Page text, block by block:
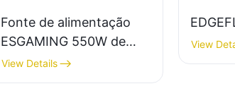
Fonte de alimentação
ESGAMING 550W de
alta qualidade, 85% de
eficiência, certificação
View Details
View